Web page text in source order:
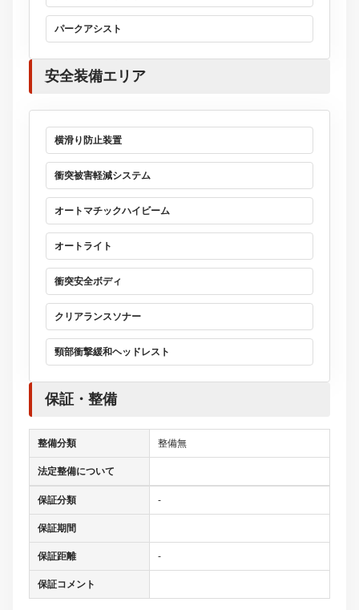
パークアシスト
安全装備エリア
横滑り防止装置
衝突被害軽減システム
オートマチックハイビーム
オートライト
衝突安全ボディ
クリアランスソナー
頸部衝撃緩和ヘッドレスト
保証・整備
整備分類 整備無
法定整備について
保証分類 -
保証期間
保証距離 -
保証コメント